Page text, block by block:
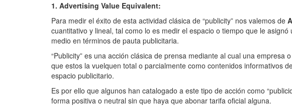
1. Advertising Value Equivalent:
Para medir el éxito de esta actividad clásica de “publicity” nos valemos de
cuantitativo y lineal, tal como lo es medir el espacio o tiempo que le
medio en términos de pauta publicitaria.
“Publicity” es una acción clásica de prensa mediante al cual una
que estos la vuelquen total o parcialmente como contenidos informativos
espacio publicitario.
Es por ello que algunos han catalogado a este tipo de acción como
forma positiva o neutral sin que haya que abonar tarifa oficial alguna.